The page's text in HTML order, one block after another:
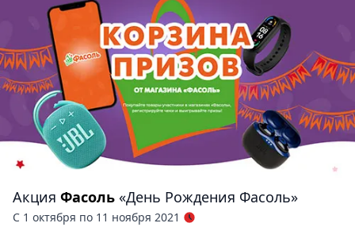
Акция Фасоль «День Рождения Фасоль»
С 1 октября по 11 ноября 2021